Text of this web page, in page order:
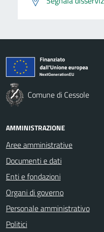
Comune di Cessole
AMMINISTRAZIONE
Aree amministrative
Documenti e dati
Enti e fondazioni
Organi di governo
Personale amministrativo
Politici